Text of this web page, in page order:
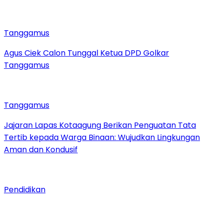
Tanggamus
Agus Ciek Calon Tunggal Ketua DPD Golkar
Tanggamus
Tanggamus
Jajaran Lapas Kotaagung Berikan Penguatan Tata
Tertib kepada Warga Binaan: Wujudkan Lingkungan
Aman dan Kondusif
Pendidikan